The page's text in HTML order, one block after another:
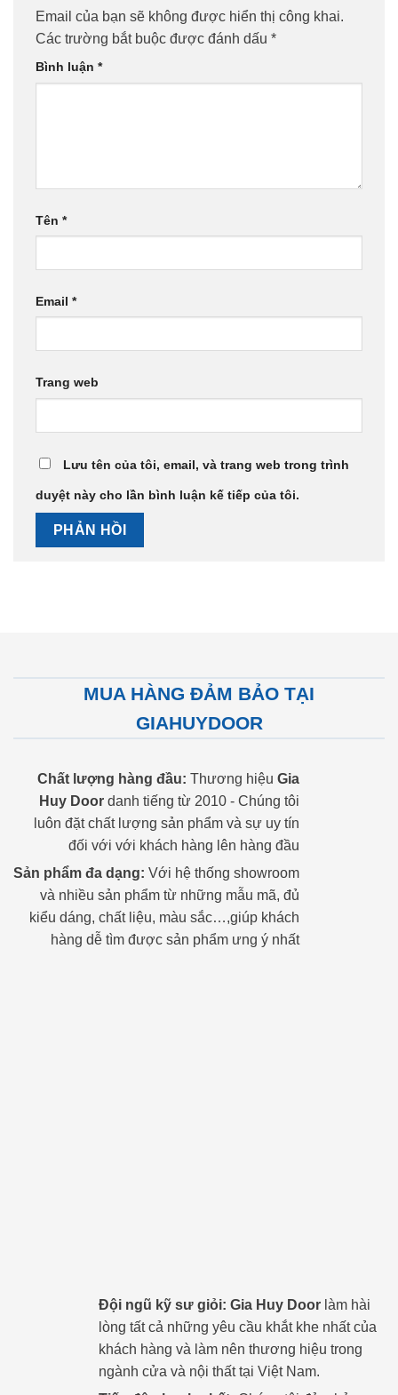
Email của bạn sẽ không được hiển thị công khai.
Các trường bắt buộc được đánh dấu *
Bình luận *
Tên *
Email *
Trang web
Lưu tên của tôi, email, và trang web trong trình
duyệt này cho lần bình luận kế tiếp của tôi.
MUA HÀNG ĐẢM BẢO TẠI
GIAHUYDOOR
Chất lượng hàng đầu: Thương hiệu Gia
Huy Door danh tiếng từ 2010 - Chúng tôi
luôn đặt chất lượng sản phẩm và sự uy tín
đối với với khách hàng lên hàng đầu
Sản phẩm đa dạng: Với hệ thống showroom
và nhiều sản phẩm từ những mẫu mã, đủ
kiểu dáng, chất liệu, màu sắc…,giúp khách
hàng dễ tìm được sản phẩm ưng ý nhất
Đội ngũ kỹ sư giỏi: Gia Huy Door làm hài
lòng tất cả những yêu cầu khắt khe nhất của
khách hàng và làm nên thương hiệu trong
ngành cửa và nội thất tại Việt Nam.